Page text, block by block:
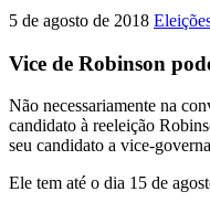
5 de agosto de 2018
Vice de Robinson
Não necessariamente na
candidato à reeleição
seu candidato a vice-
Ele tem até o dia 15 de